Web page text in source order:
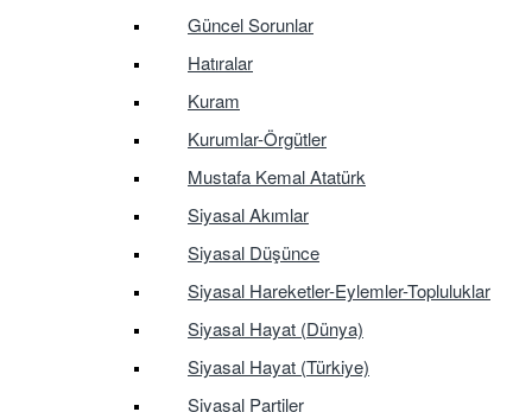
Güncel Sorunlar
Hatıralar
Kuram
Kurumlar-Örgütler
Mustafa Kemal Atatürk
Siyasal Akımlar
Siyasal Düşünce
Siyasal Hareketler-Eylemler-Topluluklar
Siyasal Hayat (Dünya)
Siyasal Hayat (Türkiye)
Siyasal Partiler